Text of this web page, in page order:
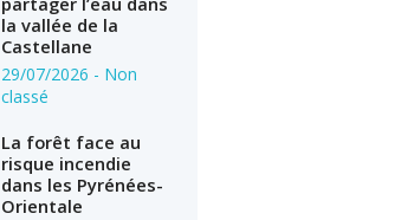
la vallée de la
Castellane
29/07/2026 - Non
classé
La forêt face au
risque incendie
dans les Pyrénées-
Orientale